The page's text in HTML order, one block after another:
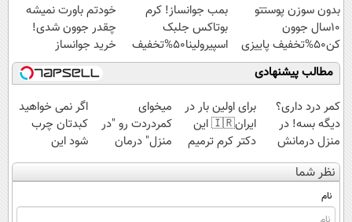
بدون سوزن پوستتو
10سال جوون
کن50%تخفیف پاییزی
بمب جوانساز! کرم
بوتاکس جلبک
اسپیرولینا50%تخفیف
خودتم باورت نمیشه
چقدر جوون شدی!
خرید جوانساز
اسپیرولینا با تخفیف
ویژه
مطالب پیشنهادی
کمر درد داری؟
دیگه بسه! در
منزل درمانش
کن
(◀پرسش‌نامه)
برای اولین بار در
ایران🇮🇷 این
دکتر کرم ترمیم
کننده 23 روزه
ساخت!
میخوای
کمردردت رو "در
منزل" درمان
کنی؟ (◂فیلم +
◂پرسش‌نامه)
اگر نمی خواهید
کبدتان چرب
شود این
نوشیدنی خوش
طعم را بنوشید
نظر شما
نام